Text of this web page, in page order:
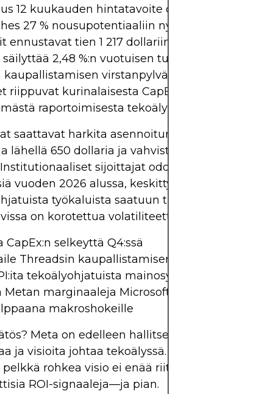
12 kuukauden hintatavoite on 848,52 dollaria,
27 % nousupotentiaaliin nykyisistä tasoista.
ennustavat tien 1 217 dollariin vuoteen 2030
säilyttää 2,48 %:n vuotuisen tulonkasvun ja
virstanpylväät. Kuitenkin nämä
riippuvat kurinalaisesta CapEx:n
raportoimisesta tekoälytuotteiden
saattavat harkita asennoitumista hitaasti,
lähellä 650 dollaria ja vahvistusta noususta yli
sijoittajat odottavat
vuoden 2026 alussa, keskittyen
työkaluista saatuun tuloon. Siihen asti,
on korotettua volatiliteettia.
CapEx:n selkeyttä Q4:ssä
Threadsin kaupallistamisen askeleita
tekoälyohjatuista mainosyksiköistä
Metan marginaaleja Microsoftiin/Alphabetiin
makroshokeille
Meta on edelleen hallitseva
ja visioita johtaa tekoälyssä. Mutta kuten
pelkkä rohkea visio ei enää riitä. Sijoittajat
ROI-signaaleja—ja pian.